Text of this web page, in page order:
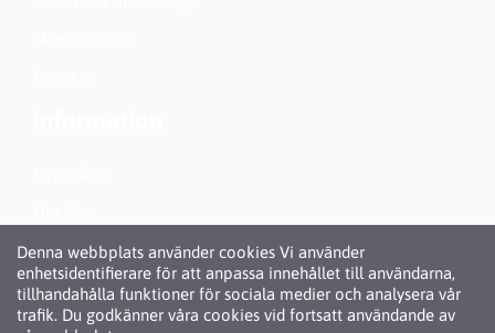
Denna webbplats använder cookies Vi använder
enhetsidentifierare för att anpassa innehållet till användarna,
tillhandahålla funktioner för sociala medier och analysera vår
trafik. Du godkänner våra cookies vid fortsatt användande av
Personuppgiftspolicy (GDPR)
Om Cookies